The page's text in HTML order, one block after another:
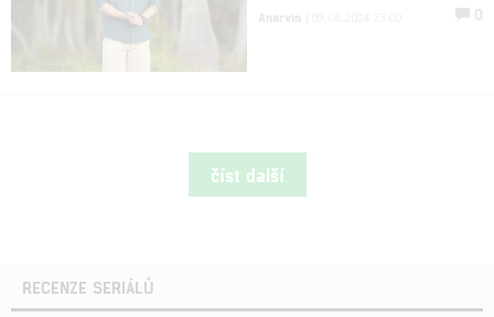
Anarvin 0
číst další
RECENZE SERIÁLŮ